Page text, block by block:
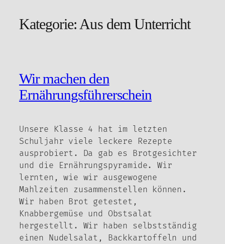
Kategorie:Aus dem Unterricht
Wir machen den
Ernährungsführerschein
Unsere Klasse 4 hat im letzten
Schuljahr viele leckere Rezepte
ausprobiert. Da gab es Brotgesichter
und die Ernährungspyramide. Wir
lernten, wie wir ausgewogene
Mahlzeiten zusammenstellen können.
Wir haben Brot getestet,
Knabbergemüse und Obstsalat
hergestellt. Wir haben selbstständig
einen Nudelsalat, Backkartoffeln und